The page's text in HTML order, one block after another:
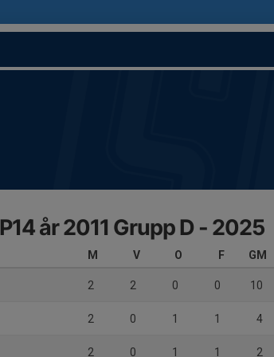
år 2011 Grupp D - 2025
M V O F GM
2 2 0 0 10
2 0 1 1 4
2 0 1 1 2